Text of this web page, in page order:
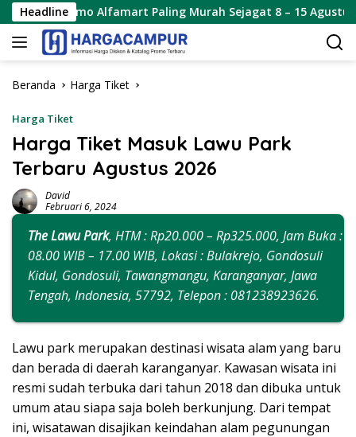
Langsung
ke
konten
HeadlinePaling Murah Sejagat 8 – 15 Agustus 2026
Beranda Harga Tiket
Harga Tiket
Harga Tiket Masuk Lawu Park
Terbaru Agustus 2026
David
Februari 6, 2024
The Lawu Park, HTM : Rp20.000 – Rp325.000, Jam Buka :
08.00 WIB – 17.00 WIB, Lokasi : Bulakrejo, Gondosuli
Kidul, Gondosuli, Tawangmangu, Karanganyar, Jawa
Tengah, Indonesia, 57792, Telepon : 081238923626.
Lawu park merupakan destinasi wisata alam yang baru
dan berada di daerah karanganyar. Kawasan wisata ini
resmi sudah terbuka dari tahun 2018 dan dibuka untuk
umum atau siapa saja boleh berkunjung. Dari tempat
ini, wisatawan disajikan keindahan alam pegunungan